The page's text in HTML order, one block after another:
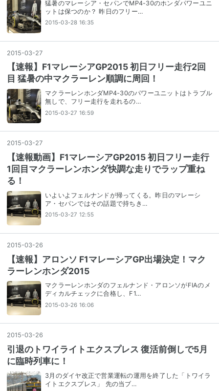
猛暑のマレーシア・セパンでMP4-30のホンダパワーユニ
ットは保つのか？ 昨日のフリー…
2015-03-28 16:35
2015-03-27
【速報】F1マレーシアGP2015 初日フリー走行2回
目 猛暑の中マクラーレン順調に周回！
マクラーレンホンダMP4-30のパワーユニットはトラブル
無しで、フリー走行を走れるの…
2015-03-27 16:59
2015-03-27
【速報動画】F1マレーシアGP2015 初日フリー走行
1回目マクラーレンホンダ快調な走りでラップ重ね
る！
いよいよフェルナンドが帰ってくる。昨日のマレーシ
ア・セパンではその話題で持ちき…
2015-03-27 12:55
2015-03-26
【速報】アロンソ F1マレーシアGP出場決定！マク
ラーレンホンダ2015
マクラーレンホンダのフェルナンド・アロンソがFIAのメ
ディカルチェックに合格し、F1…
2015-03-26 16:06
2015-03-26
引退のトワイライトエクスプレス 復活前倒しで5月
に臨時列車に！
3月のダイヤ改正で営業運転の運用を終了した「トワイラ
イトエクスプレス」 先の当ブ…